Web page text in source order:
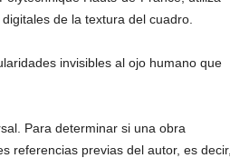
de la textura del cuadro.
invisibles al ojo humano que
Para determinar si una obra
referencias previas del autor, es decir,